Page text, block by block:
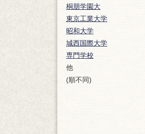
桐朋学園大
東京工業大学
昭和大学
城西国際大学
専門学校
他
(順不同)